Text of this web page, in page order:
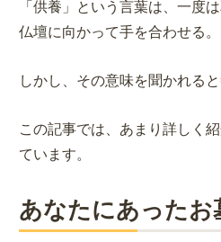
「供養」という言葉は、一度
仏壇に向かって手を合わせる
しかし、その意味を聞かれる
この記事では、あまり詳しく
ています。
あなたにあったお